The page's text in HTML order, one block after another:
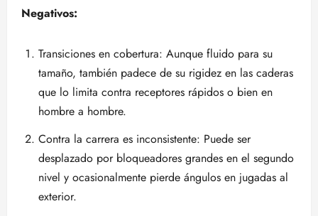
Negativos:
Transiciones en cobertura: Aunque fluido para su
tamaño, también padece de su rigidez en las caderas
que lo limita contra receptores rápidos o bien en
hombre a hombre.
Contra la carrera es inconsistente: Puede ser
desplazado por bloqueadores grandes en el segundo
nivel y ocasionalmente pierde ángulos en jugadas al
exterior.